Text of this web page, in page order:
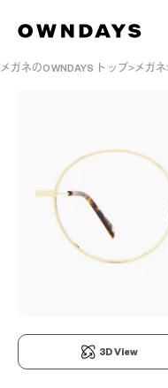
メガネのOWNDAYS トップ メガネ
3D View